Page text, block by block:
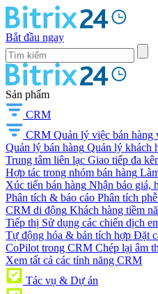
Bắt đầu ngay
Sản phẩm
CRM
CRM Quản lý việc bán hàng
Quản lý bán hàng Quản lý khách
Trung tâm liên lạc Giao tiếp đa
Hợp tác trong nhóm bán hàng
Xúc tiến bán hàng Nhận báo giá,
Phân tích & báo cáo Phân tích
CRM di động Khách hàng tiềm
Tiếp thị Sử dụng các chiến dịch
Tự động hóa & bản tích hợp Đặt
CoPilot trong CRM Chép lại âm
Xem tất cả các tính năng CRM
Tác vụ & Dự án